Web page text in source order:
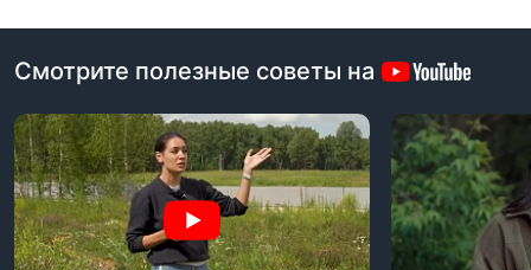
Смотрите полезные советы на